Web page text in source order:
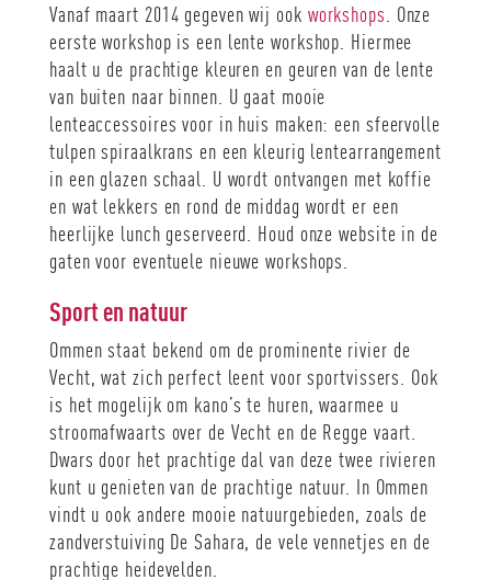
Vanaf maart 2014 gegeven wij ook workshops. Onze
eerste workshop is een lente workshop. Hiermee
haalt u de prachtige kleuren en geuren van de lente
van buiten naar binnen. U gaat mooie
lenteaccessoires voor in huis maken: een sfeervolle
tulpen spiraalkrans en een kleurig lentearrangement
in een glazen schaal. U wordt ontvangen met koffie
en wat lekkers en rond de middag wordt er een
heerlijke lunch geserveerd. Houd onze website in de
gaten voor eventuele nieuwe workshops.
Sport en natuur
Ommen staat bekend om de prominente rivier de
Vecht, wat zich perfect leent voor sportvissers. Ook
is het mogelijk om kano’s te huren, waarmee u
stroomafwaarts over de Vecht en de Regge vaart.
Dwars door het prachtige dal van deze twee rivieren
kunt u genieten van de prachtige natuur. In Ommen
vindt u ook andere mooie natuurgebieden, zoals de
zandverstuiving De Sahara, de vele vennetjes en de
prachtige heidevelden.